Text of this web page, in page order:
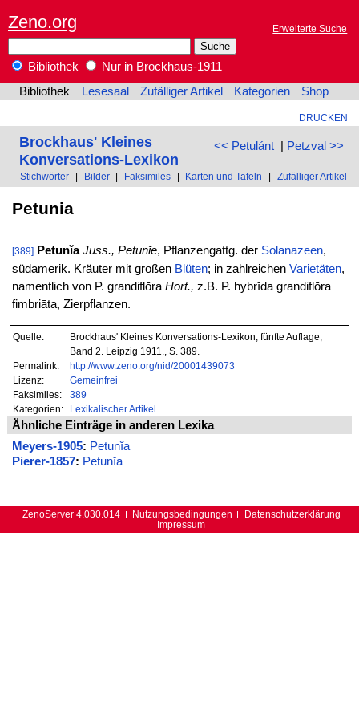
Zeno.org Erweiterte Suche
Bibliothek
Nur in Brockhaus-1911
Bibliothek
Lesesaal Zufälliger Artikel Kategorien Shop
DRUCKEN
<< Petulánt| Petzval >>
Brockhaus' Kleines
Konversations-Lexikon
Stichwörter Bilder Faksimiles Karten und Tafeln Zufälliger Artikel
Petunia
[389] Petunĭa Juss., Petunĭe, Pflanzengattg. der Solanazeen,
südamerik. Kräuter mit großen Blüten; in zahlreichen Varietäten,
namentlich von P. grandiflōraHort., z.B. P. hybrĭda grandiflōra
fimbriāta, Zierpflanzen.
Quelle:
Brockhaus' Kleines Konversations-Lexikon, fünfte Auflage,
Band 2. Leipzig 1911., S. 389.
Permalink:
http://www.zeno.org/nid/20001439073
Lizenz:
Gemeinfrei
Faksimiles:
389
Kategorien:
Lexikalischer Artikel
Ähnliche Einträge in anderen Lexika
Meyers-1905: Petunĭa
Pierer-1857: Petunĭa
ZenoServer 4.030.014 Nutzungsbedingungen
Datenschutzerklärung
Impressum